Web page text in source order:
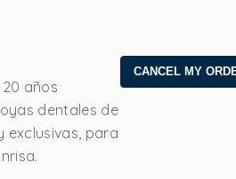
años
dentales de
exclusivas, para